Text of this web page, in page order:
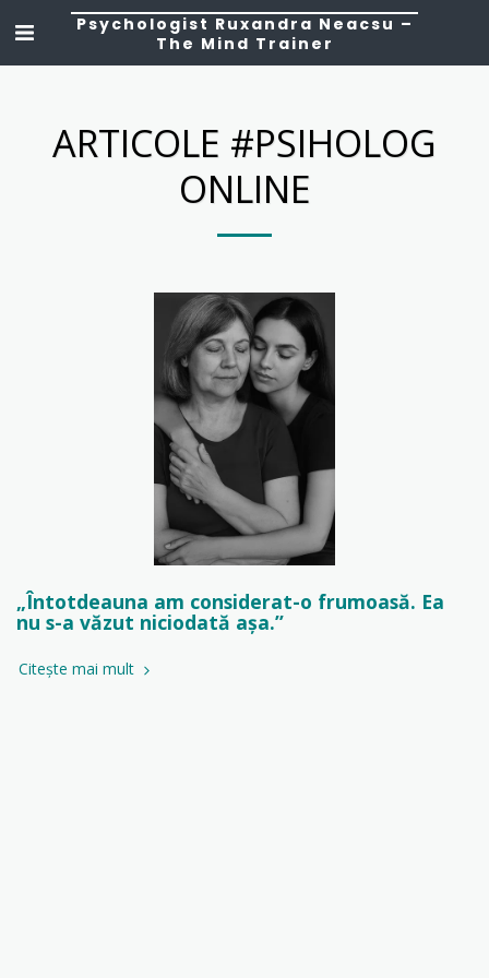
Psychologist Ruxandra Neacsu –
The Mind Trainer
ARTICOLE #PSIHOLOG
ONLINE
„Întotdeauna am considerat-o frumoasă. Ea
nu s-a văzut niciodată așa.”
Citește mai mult